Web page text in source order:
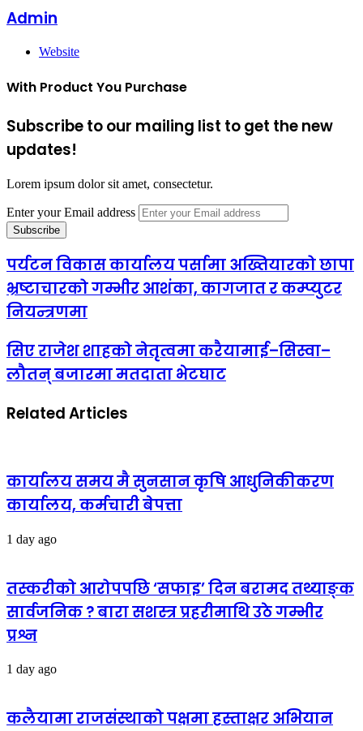
Admin
Website
With Product You Purchase
Subscribe to our mailing list to get the new
updates!
Lorem ipsum dolor sit amet, consectetur.
Enter your Email address
पर्यटन विकास कार्यालय पर्सामा अख्तियारको छापा
भ्रष्टाचारको गम्भीर आशंका, कागजात र कम्प्युटर
नियन्त्रणमा
सिए राजेश शाहको नेतृत्वमा करैयामाई–सिस्वा–
लौतन् बजारमा मतदाता भेटघाट
Related Articles
कार्यालय समय मै सुनसान कृषि आधुनिकीकरण
कार्यालय, कर्मचारी बेपत्ता
1 day ago
तस्करीको आरोपपछि ‘सफाइ’ दिन बरामद तथ्याङ्क
सार्वजनिक ? बारा सशस्त्र प्रहरीमाथि उठे गम्भीर
प्रश्न
1 day ago
कलैयामा राजसंस्थाको पक्षमा हस्ताक्षर अभियान